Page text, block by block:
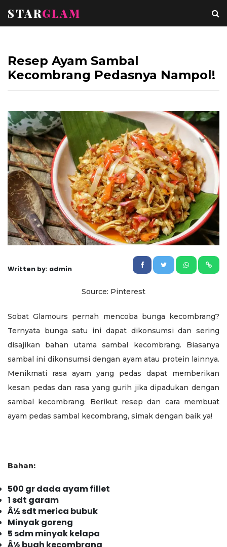
STARGLAM
Resep Ayam Sambal
Kecombrang Pedasnya Nampol!
Written by: admin
Source: Pinterest
Sobat Glamours pernah mencoba bunga kecombrang?
Ternyata bunga satu ini dapat dikonsumsi dan sering
disajikan bahan utama sambal kecombrang. Biasanya
sambal ini dikonsumsi dengan ayam atau protein lainnya.
Menikmati rasa ayam yang pedas dapat memberikan
kesan pedas dan rasa yang gurih jika dipadukan dengan
sambal kecombrang. Berikut resep dan cara membuat
ayam pedas sambal kecombrang, simak dengan baik ya!
Bahan:
500 gr dada ayam fillet
1 sdt garam
Â½ sdt merica bubuk
Minyak goreng
5 sdm minyak kelapa